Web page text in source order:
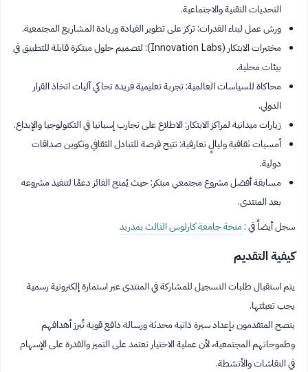
التحديات التقنية والاجتماعية.
ورش عمل لبناء القدرات: تركز على تطوير القيادة وريادة المشاريع المجتمعية.
مختبرات الابتكار (Innovation Labs): لتصميم حلول مبتكرة قابلة للتطبيق في
بيئات محلية.
محاكاة للسياسات العالمية: تجربة تعليمية فريدة تحاكي آليات اتخاذ القرار
الدولي.
زيارات ميدانية لمراكز الابتكار: الاطلاع على تجارب إسبانيا في التكنولوجيا والإبداع.
أمسيات ثقافية وليالٍ تعارفية: تتيح فرصة للتبادل الثقافي وتكوين صداقات
دولية.
مسابقة أفضل مشروع مجتمعي مبتكر: حيث يُمنح الفائز دعمًا لتنفيذ مشروعه
بعد المنتدى.
سجل أيضاً في :منحة جامعة كارلوس الثالث بمدريد
كيفية التقديم
يتم استقبال طلبات التسجيل للمشاركة في المنتدى عبر استمارة إلكترونية رسمية
يجب تعبئتها.
ينصح المتقدمون بإعداد سيرة ذاتية محدثة ورسالة دافع قوية تُبرز أهدافهم
وطموحاتهم المجتمعية، لأن عملية الاختيار تعتمد على التميز والقدرة على الإسهام
في النقاشات والأنشطة.